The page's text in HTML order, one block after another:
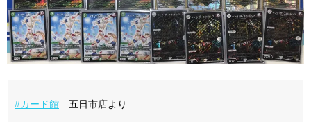
#カード館 五日市店より